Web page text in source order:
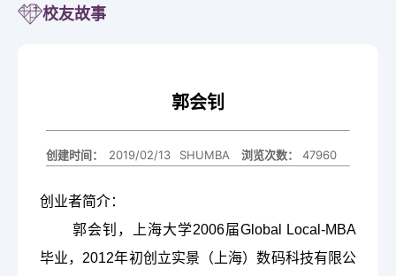
项目分类
学生发展
校友
校友故事
郭会钊
创建时间： 2019/02/13 SHUMBA 浏览次数： 47960
创业者简介：
郭会钊，上海大学2006届Global Local-MBA
毕业， 2012年初创立实景（上海）数码科技有限公